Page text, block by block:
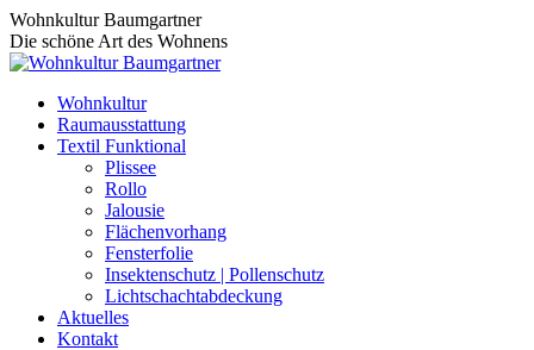
Zum
Inhalt
springen
Wohnkultur Baumgartner
Die schöne Art des Wohnens
Wohnkultur
Raumausstattung
Textil Funktional
Plissee
Rollo
Jalousie
Flächenvorhang
Fensterfolie
Insektenschutz | Pollenschutz
Lichtschachtabdeckung
Aktuelles
Kontakt